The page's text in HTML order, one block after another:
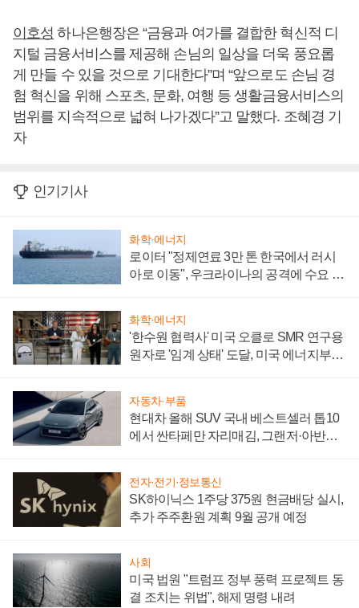
이호성 하나은행장은 “금융과 여가를 결합한 혁신적 디
지털 금융서비스를 제공해 손님의 일상을 더욱 풍요롭
게 만들 수 있을 것으로 기대한다”며 “앞으로도 손님 경
험 혁신을 위해 스포츠, 문화, 여행 등 생활금융서비스의
범위를 지속적으로 넓혀 나가겠다”고 말했다. 조혜경 기
자
인기기사
화학·에너지
로이터 "정제연료 3만 톤 한국에서 러시
아로 이동", 우크라이나의 공격에 수요 늘
화학·에너지
'한수원 협력사' 미국 오클로 SMR 연구용
원자로 '임계 상태' 도달, 미국 에너지부
자동차·부품
현대차 올해 SUV 국내 베스트셀러 톱10
에서 싼타페만 자리매김, 그랜저·아반떼
전자·전기·정보통신
SK하이닉스 1주당 375원 현금배당 실시,
추가 주주환원 계획 9월 공개 예정
사회
미국 법원 "트럼프 정부 풍력 프로젝트 동
결 조치는 위법", 해제 명령 내려